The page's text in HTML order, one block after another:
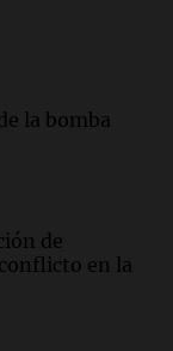
la bomba
de
en la